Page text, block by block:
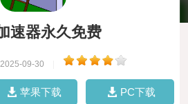
速器永久免费
09-30
苹果下载 PC下载